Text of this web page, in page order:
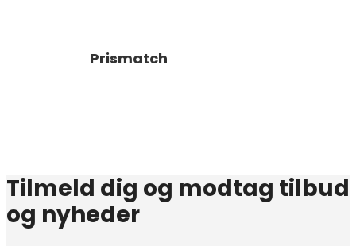
Prismatch
Tilmeld dig og modtag tilbud
og nyheder